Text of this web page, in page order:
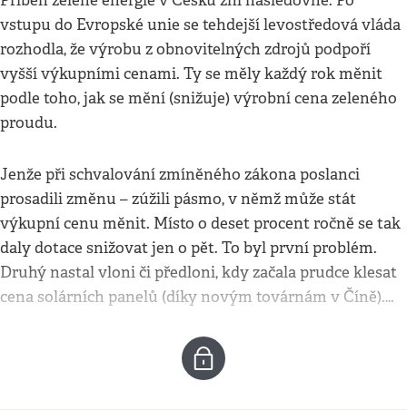
vstupu do Evropské unie se tehdejší levostředová vláda
rozhodla, že výrobu z obnovitelných zdrojů podpoří
vyšší výkupními cenami. Ty se měly každý rok měnit
podle toho, jak se mění (snižuje) výrobní cena zeleného
proudu.
Jenže při schvalování zmíněného zákona poslanci
prosadili změnu – zúžili pásmo, v němž může stát
výkupní cenu měnit. Místo o deset procent ročně se tak
daly dotace snižovat jen o pět. To byl první problém.
Druhý nastal vloni či předloni, kdy začala prudce klesat
cena solárních panelů (díky novým továrnám v Číně).…